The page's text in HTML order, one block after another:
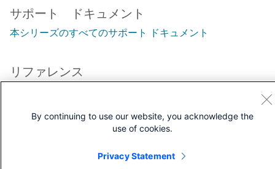
サポート ドキュメント
本シリーズのすべてのサポート ドキュメント
リファレンス
ドキュメント ロードマップ
By continuing to use our website, you acknowledge the
use of cookies.
Privacy Statement